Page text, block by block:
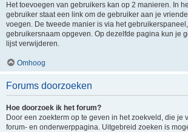
Het toevoegen van gebruikers kan op 2 manieren. In
gebruiker staat een link om de gebruiker aan je
voegen. De tweede manier is via het
gebruikersnaam opgeven. Op dezelfde pagina kun je
lijst verwijderen.
Omhoog
Forums doorzoeken
Hoe doorzoek ik het forum?
Door een zoekterm op te geven in het zoekveld, die je
forum- en onderwerppagina. Uitgebreid zoeken is